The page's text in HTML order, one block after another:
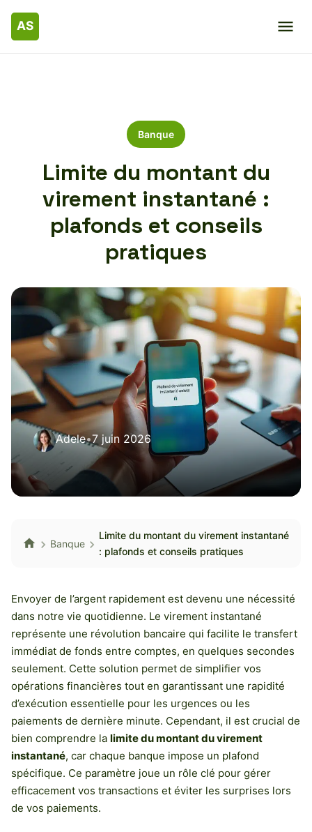
Banque
Limite du montant du
virement instantané :
plafonds et conseils
pratiques
Adele•7 juin 2026
Banque
Limite du montant du virement instantané
: plafonds et conseils pratiques
Envoyer de l’argent rapidement est devenu une nécessité
dans notre vie quotidienne. Le virement instantané
représente une révolution bancaire qui facilite le transfert
immédiat de fonds entre comptes, en quelques secondes
seulement. Cette solution permet de simplifier vos
opérations financières tout en garantissant une rapidité
d’exécution essentielle pour les urgences ou les
paiements de dernière minute. Cependant, il est crucial de
bien comprendre la limite du montant du virement
instantané, car chaque banque impose un plafond
spécifique. Ce paramètre joue un rôle clé pour gérer
efficacement vos transactions et éviter les surprises lors
de vos paiements.